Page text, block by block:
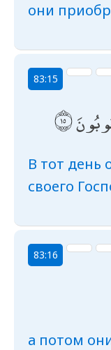
они
83:15
В тот день
своего
83:16
а потом